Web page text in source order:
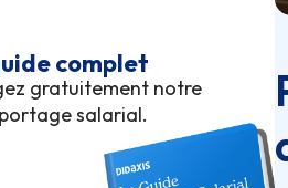
complet
gratuitement notre
salarial.